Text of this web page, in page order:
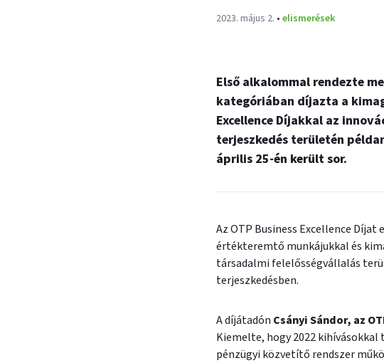
Publikálva:
2023. május 2. • elismerések
Első alkalommal rendezte
kategóriában díjazta a
Excellence Díjakkal az
terjeszkedés területén
április 25-én került sor.
Az OTP Business Excellence
értékteremtő munkájukkal és
társadalmi felelősségvállalás
terjeszkedésben.
A díjátadón Csányi Sándor, az
Kiemelte, hogy 2022 kihívásokkal
pénzügyi közvetítő rendszer